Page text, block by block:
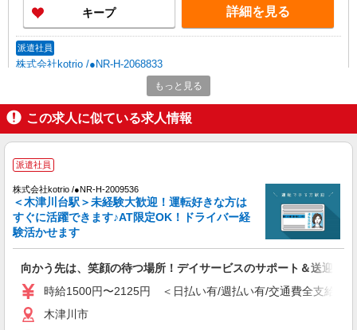
キープ 詳細を見る
派遣社員
株式会社kotrio /●NR-H-2068833
木津川市の小さいデイサービス★残業なし♪日
勤のみ◎夜はおうち時間
時給1500円〜2125円 ＜日払い有/週払い有/交
通費全支給(ガソリン代含む)＞
キープ 詳細を見る
派遣社員
株式会社kotrio /●NR-H-2086392
勤務≫≪夕方退社≫
時給1500円〜2125円 ＜日払い有/週払い有/交
もっと見る
この求人に似ている求人情報
派遣社員
株式会社kotrio /●NR-H-2009536
＜木津川台駅＞未経験大歓迎！運転好きな方は
すぐに活躍できます♪AT限定OK！ドライバー経
験活かせます
向かう先は、笑顔の待つ場所！デイサービスのサポート＆送迎
時給1500円〜2125円 ＜日払い有/週払い有/交通費全支給(ガ
木津川市